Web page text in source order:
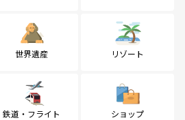
世界遺産 リゾート
鉄道・フライト ショップ